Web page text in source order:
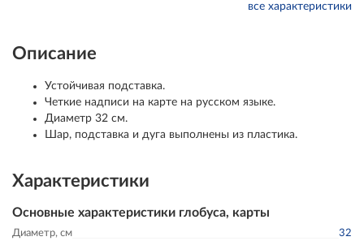
все характеристики
Описание
Устойчивая подставка.
Четкие надписи на карте на русском языке.
Диаметр 32 см.
Шар, подставка и дуга выполнены из пластика.
Характеристики
Основные характеристики глобуса, карты
Диаметр, см
32